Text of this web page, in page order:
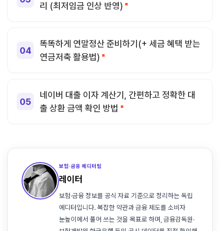
리 (최저임금 인상 반영)
똑똑하게 연말정산 준비하기(+ 세금 혜택 받는
연금저축 활용법)
네이버 대출 이자 계산기, 간편하고 정확한 대
출 상환 금액 확인 방법
보험·금융 에디터팀
레이터
보험·금융 정보를 공식 자료 기준으로 정리하는 독립
에디터입니다. 복잡한 약관과 금융 제도를 소비자
눈높이에서 풀어 쓰는 것을 목표로 하며, 금융감독원·